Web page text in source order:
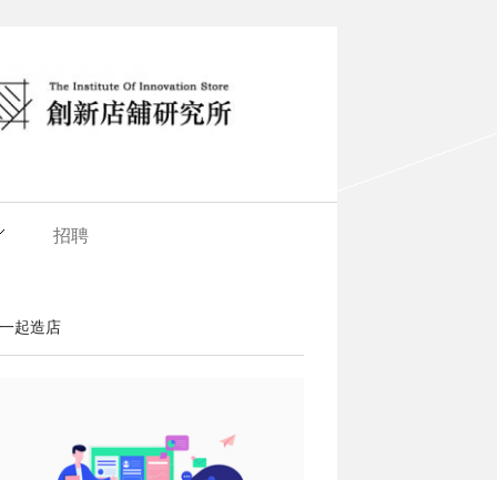
招聘
起造店